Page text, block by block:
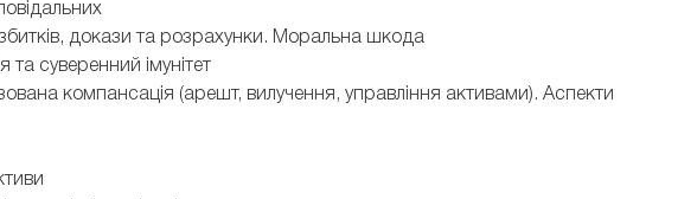
докази та розрахунки. Моральна шкода
суверенний імунітет
компансація (арешт, вилучення, управління активами). Аспекти